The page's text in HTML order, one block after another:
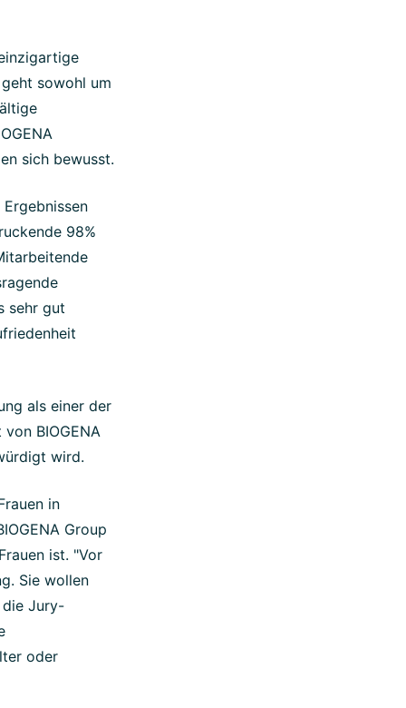
sowohl um
sich bewusst.
98%
sehr gut
als einer der
BIOGENA
wird.
in
Group
ist. "Vor
Sie wollen
die Jury-
oder